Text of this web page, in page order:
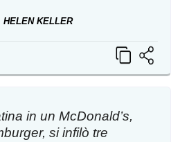
HELEN KELLER
in un McDonald’s,
si infilò tre